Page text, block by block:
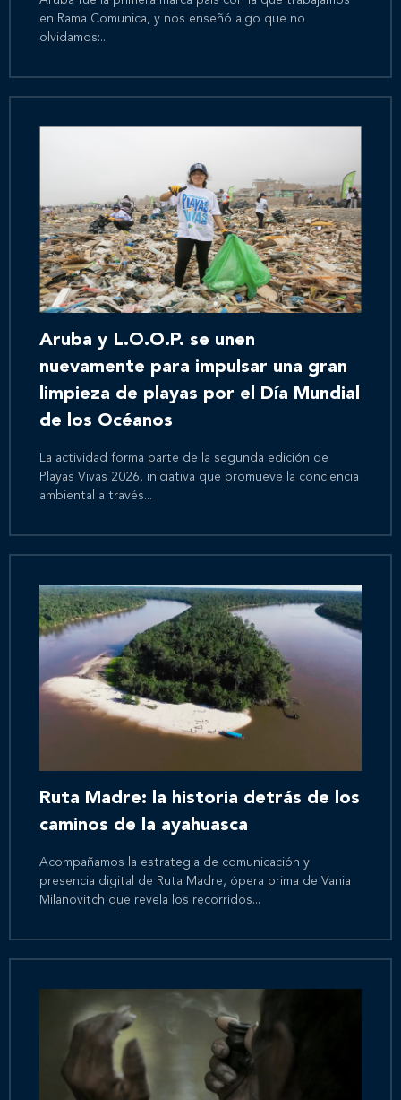
en Rama Comunica, y nos enseñó algo que no
olvidamos:...
Aruba y L.O.O.P. se unen
nuevamente para impulsar una gran
limpieza de playas por el Día Mundial
de los Océanos
La actividad forma parte de la segunda edición de
Playas Vivas 2026, iniciativa que promueve la conciencia
ambiental a través...
Ruta Madre: la historia detrás de los
caminos de la ayahuasca
Acompañamos la estrategia de comunicación y
presencia digital de Ruta Madre, ópera prima de Vania
Milanovitch que revela los recorridos...